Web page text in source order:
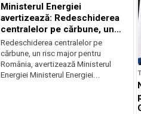
Ministerul Energiei
avertizează: Redeschiderea
centralelor pe cărbune, un
risc major pentru România
Redeschiderea centralelor pe
cărbune, un risc major pentru
România, avertizează Ministerul
Energiei Ministerul Energiei...